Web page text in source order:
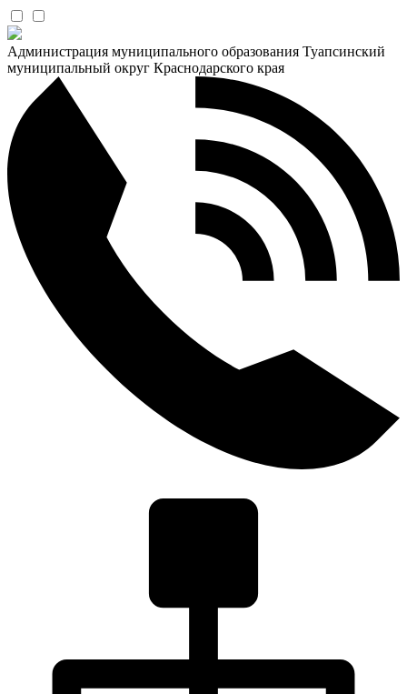
Администрация муниципального образования Туапсинский
муниципальный округ Краснодарского края